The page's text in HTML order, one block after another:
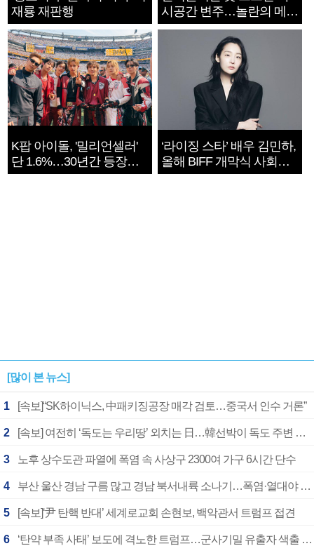
재룡 재판행
시공간 변주…놀란의 메시
지는 ‘전쟁 속죄’
K팝 아이돌, '밀리언셀러'
단 1.6%…30년간 등장
1182개팀 전수조사
‘라이징 스타’ 배우 김민하,
올해 BIFF 개막식 사회자
확정
[많이 본 뉴스]
1 [속보]“SK하이닉스, 中패키징공장 매각 검토…중국서 인수 거론”
2 [속보] 여전히 ‘독도는 우리땅’ 외치는 日…韓선박이 독도 주변 해양조사 활동하자 반발
3 노후 상수도관 파열에 폭염 속 사상구 2300여 가구 6시간 단수
4 부산 울산 경남 구름 많고 경남 북서내륙 소나기…폭염·열대야 계속
5 [속보]‘尹 탄핵 반대’ 세계로교회 손현보, 백악관서 트럼프 접견
6 ‘탄약 부족 사태’ 보도에 격노한 트럼프…군사기밀 유출자 색출 지시